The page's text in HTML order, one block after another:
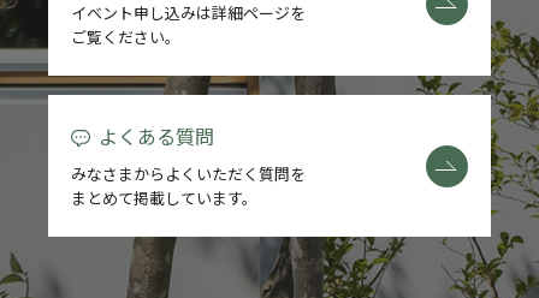
COMPANY
モデルハウス来場予約
イベント申し込みは詳細ページを
ご覧ください。
よくある質問
みなさまからよくいただく質問を
まとめて掲載しています。